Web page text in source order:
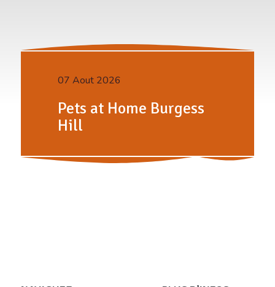
07 Aout 2026
Pets at Home Burgess
Hill